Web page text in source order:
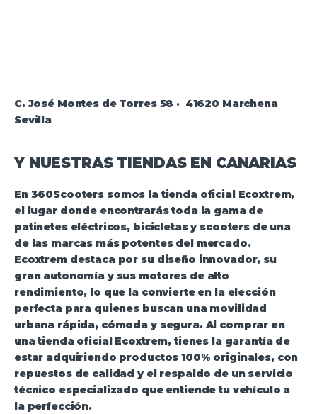
C. José Montes de Torres 58 · 41620 Marchena
Sevilla
Y NUESTRAS TIENDAS EN CANARIAS
En 360Scooters somos la tienda oficial Ecoxtrem,
el lugar donde encontrarás toda la gama de
patinetes eléctricos, bicicletas y scooters de una
de las marcas más potentes del mercado.
Ecoxtrem destaca por su diseño innovador, su
gran autonomía y sus motores de alto
rendimiento, lo que la convierte en la elección
perfecta para quienes buscan una movilidad
urbana rápida, cómoda y segura. Al comprar en
una tienda oficial Ecoxtrem, tienes la garantía de
estar adquiriendo productos 100% originales, con
repuestos de calidad y el respaldo de un servicio
técnico especializado que entiende tu vehículo a
la perfección.